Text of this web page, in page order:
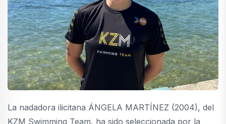
La nadadora ilicitana ÁNGELA MARTÍNEZ (2004), del
KZM Swimming Team, ha sido seleccionada por la